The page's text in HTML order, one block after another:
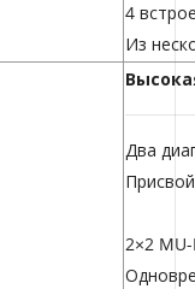
4
Из
Два
2×2